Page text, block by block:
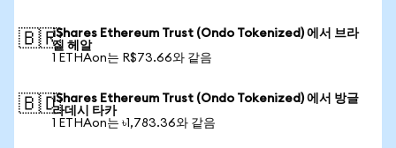
🇧🇷iShares Ethereum Trust (Ondo Tokenized) 에서 브라
질 헤알
1 ETHAon는 R$73.66와 같음
🇧🇩iShares Ethereum Trust (Ondo Tokenized) 에서 방글
라데시 타카
1 ETHAon는 ৳1,783.36와 같음